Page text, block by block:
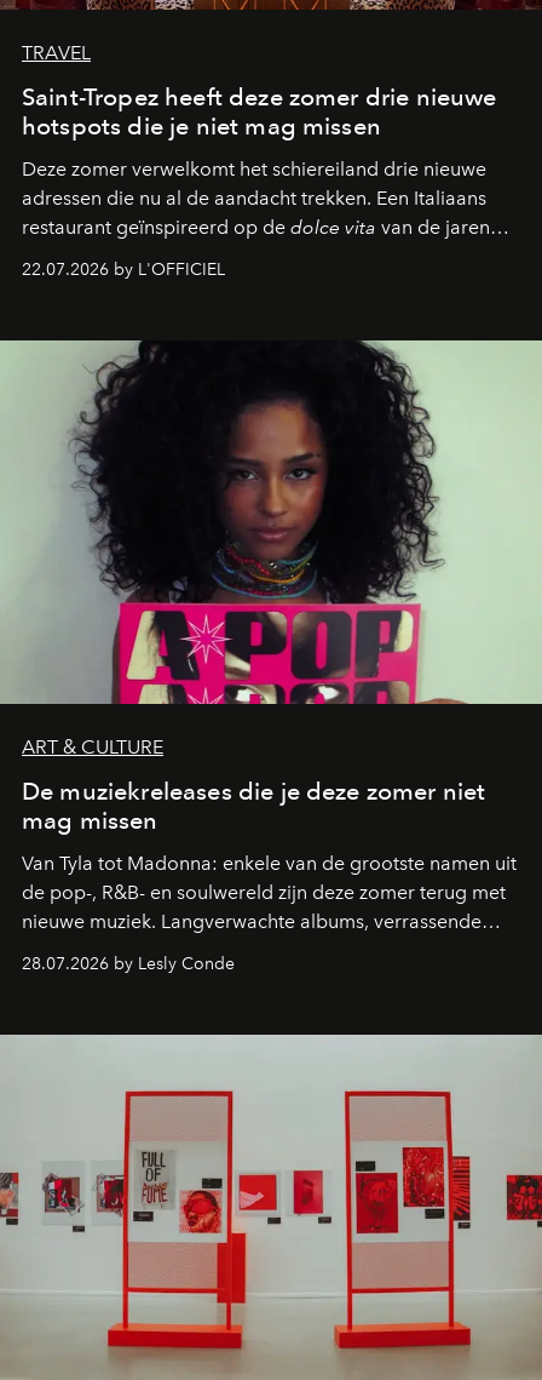
TRAVEL
Saint-Tropez heeft deze zomer drie nieuwe
hotspots die je niet mag missen
Deze zomer verwelkomt het schiereiland drie nieuwe
adressen die nu al de aandacht trekken. Een Italiaans
restaurant geïnspireerd op de dolce vita van de jaren
verandert in een bruisende ontmoetingsplek en de
neerstrijkt in Saint-Tropez. Dit zijn de nieuwe adressen
die deze zomer de toon zetten, van lange lunches tot
zwoele nachten.
22.07.2026 by L'OFFICIEL
ART & CULTURE
De muziekreleases die je deze zomer niet
mag missen
Van Tyla tot Madonna: enkele van de grootste namen uit
de pop-, R&B- en soulwereld zijn deze zomer terug met
nieuwe muziek. Langverwachte albums, verrassende
de releases die je niet mag missen.
28.07.2026 by Lesly Conde